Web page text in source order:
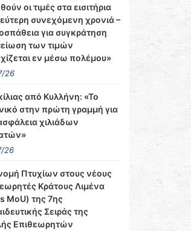
οι τιμές στα εισιτήρια
συνεχόμενη χρονιά –
για συγκράτηση
των τιμών
εν μέσω πολέμου»
26
από Κυλλήνη: «Το
στην πρώτη γραμμή για
χιλιάδων
26
Πτυχίων στους νέους
Κράτους Λιμένα
MoU) της 7ης
Σειράς της
Επιθεωρητών